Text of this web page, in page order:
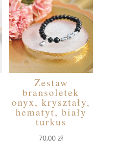
Zestaw
bransoletek
onyx, kryształy,
hematyt, biały
turkus
70,00zł